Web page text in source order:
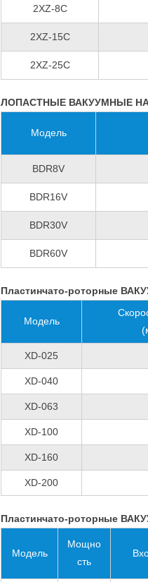
2XZ-8C
2XZ-15C
2XZ-25C
ЛОПАСТНЫЕ ВАКУУМНЫЕ
Модель
BDR8V
BDR16V
BDR30V
BDR60V
Пластинчато-роторные
Модель
XD-025
XD-040
XD-063
XD-100
XD-160
XD-200
Пластинчато-роторные
Модель
Мощно
сть